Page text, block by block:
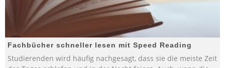
Fachbücher schneller lesen mit Speed Reading
Studierenden wird häufig nachgesagt, dass sie die meiste Zeit